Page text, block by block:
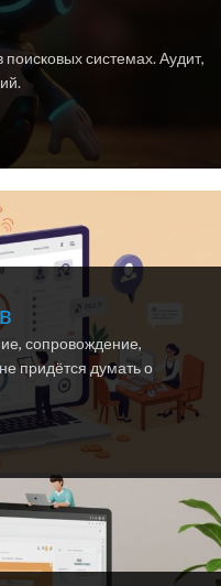
системах. Аудит,
сопровождение,
придётся думать о